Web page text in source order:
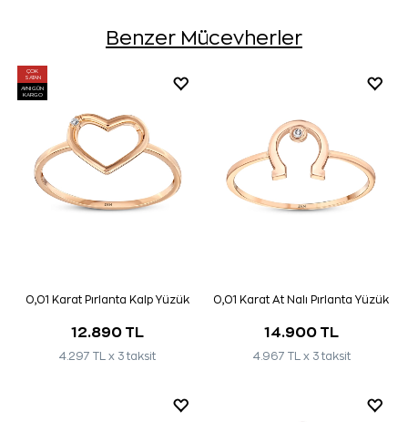
Benzer Mücevherler
ÇOK
SATAN
AYNI GÜN
KARGO
0,01 Karat Pırlanta Kalp Yüzük
12.890 TL
4.297 TL x 3 taksit
0,01 Karat At Nalı Pırlanta Yüzük
14.900 TL
4.967 TL x 3 taksit